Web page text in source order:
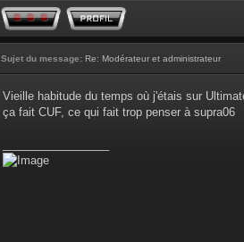
Sujet du message: Re: Modérateur et administrateur
Vieille habitude du temps où j'étais sur
ça fait CUF, ce qui fait trop penser à supra06